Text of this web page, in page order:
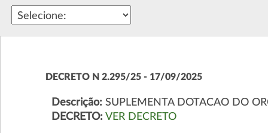
DECRETO N 2.295/25 - 17/09/2025
Descrição:SUPLEMENTA DOTACAO DO
DECRETO: VER DECRETO